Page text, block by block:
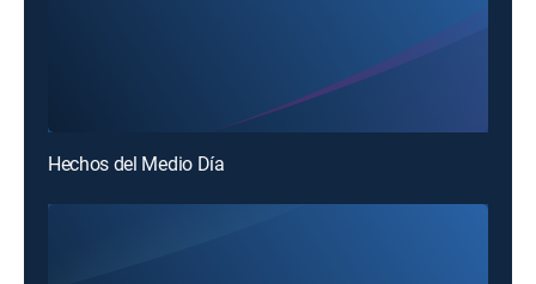
Hechos del Medio Día